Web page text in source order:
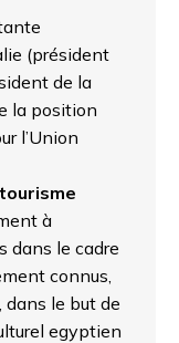
(président
de la
la position
l’Union
à
dans le cadre
connus,
dans le but de
egyptien